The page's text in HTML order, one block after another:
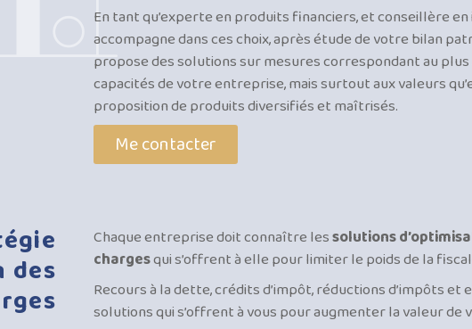
En tant qu’experte en produits financiers, et conseillère
accompagne dans ces choix, après étude de votre bilan
propose des solutions sur mesures correspondant au
capacités de votre entreprise, mais surtout aux valeurs
proposition de produits diversifiés et maîtrisés.
Me contacter
des
Chaque entreprise doit connaître lessolutions
chargesqui s’offrent à elle pour limiter le poids de la
Recours à la dette, crédits d’impôt, réductions d’impôts et
solutions qui s’offrent à vous pour augmenter la valeur de